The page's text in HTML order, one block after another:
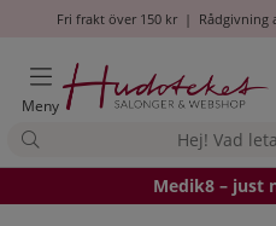
Fri frakt över 150 kr| Rådgivning
Meny
Medik8 – just